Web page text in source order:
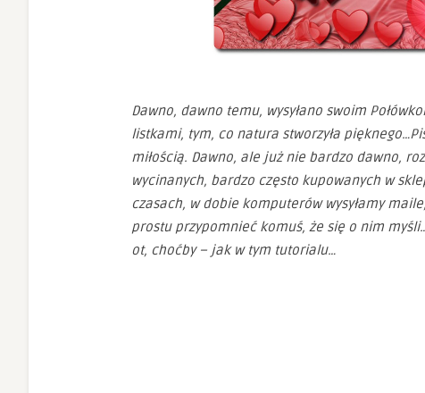
Dawno, dawno temu, wysyłano swoim
listkami, tym, co natura stworzyła
miłością. Dawno, ale już nie bardzo dawno,
wycinanych, bardzo często kupowanych w
czasach, w dobie komputerów wysyłamy
prostu przypomnieć komuś, że się o nim
ot, choćby – jak w tym tutorialu…